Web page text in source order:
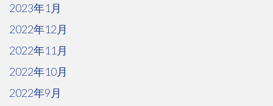
2023年1月
2022年12月
2022年11月
2022年10月
2022年9月